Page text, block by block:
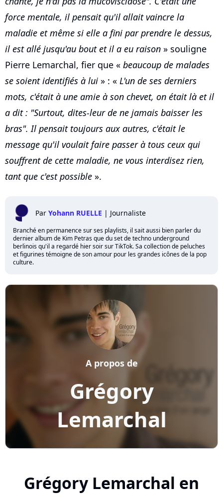
force mentale, il pensait qu'il allait vaincre la
maladie et même si elle a fini par prendre le dessus,
il est allé jusqu'au bout et il a eu raison » souligne
Pierre Lemarchal, fier que « beaucoup de malades
se soient identifiés à lui » : « L'un de ses derniers
mots, c'était à une amie à son chevet, on était là et il
a dit : "Surtout, dites-leur de ne jamais baisser les
bras". Il pensait toujours aux autres, c'était le
message qu'il voulait faire passer à tous ceux qui
souffrent de cette maladie, ne vous interdisez rien,
tant que c'est possible ».
Par Yohann RUELLE | Journaliste
Branché en permanence sur ses playlists, il sait aussi bien parler du
dernier album de Kim Petras que du set de techno underground
berlinois qu'il a regardé hier soir sur TikTok. Sa collection de peluches
et figurines témoigne de son amour pour les grandes icônes de la pop
culture.
Grégory
Lemarchal
A propos de
Grégory Lemarchal en